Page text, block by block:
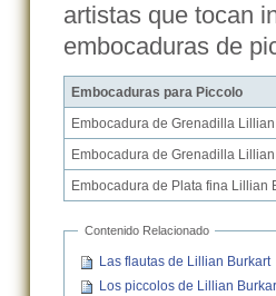
artistas que tocan
embocaduras de
Embocaduras para Piccolo
Embocadura de Grenadilla
Embocadura de Grenadilla
Embocadura de Plata fina Lillian
Contenido Relacionado
Las flautas de Lillian Burkart
Los piccolos de Lillian